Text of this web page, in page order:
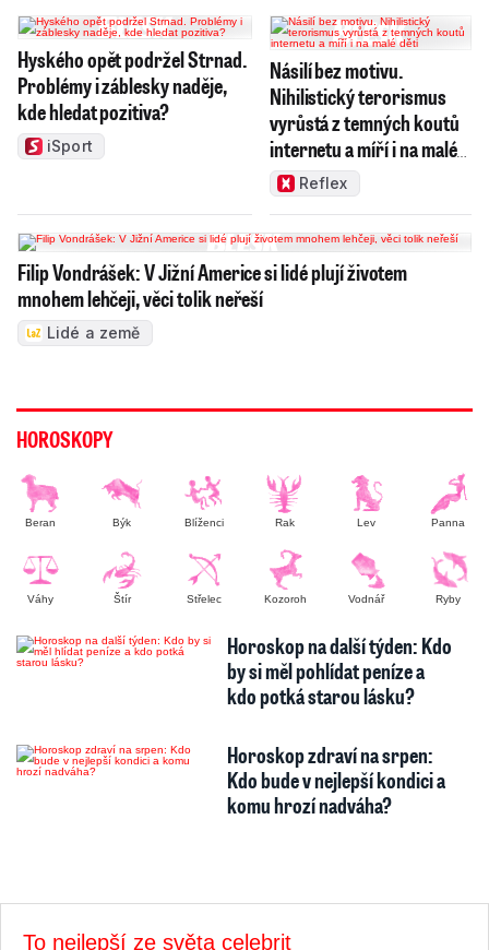
Hyského opět podržel Strnad.
Problémy i záblesky naděje,
kde hledat pozitiva?
iSport
Násilí bez motivu.
Nihilistický terorismus
vyrůstá z temných koutů
internetu a míří i na malé
dětiReflex
Filip Vondrášek: V Jižní Americe si lidé plují životem
mnohem lehčeji, věci tolik neřeší
Lidé a země
HOROSKOPY
Beran Býk Blíženci Rak Lev Panna
Váhy Štír Střelec Kozoroh Vodnář Ryby
Horoskop na další týden: Kdo
by si měl pohlídat peníze a
kdo potká starou lásku?
Horoskop zdraví na srpen:
Kdo bude v nejlepší kondici a
komu hrozí nadváha?
To nejlepší ze světa celebrit